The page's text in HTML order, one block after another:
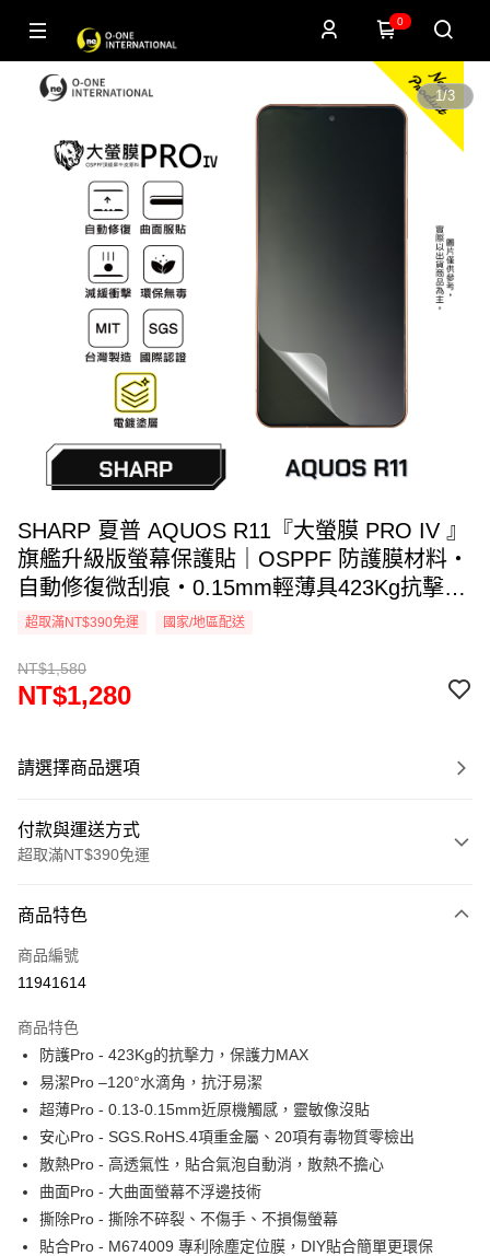
0
1/3
SHARP 夏普 AQUOS R11『大螢膜 PRO IV 』
旗艦升級版螢幕保護貼｜OSPPF 防護膜材料・
自動修復微刮痕・0.15mm輕薄具423Kg抗擊
力・透氣散熱｜全新膜面鍍層裸機觸感. DIY貼
超取滿NT$390免運 國家/地區配送
NT$1,580
NT$1,280
請選擇商品選項
付款與運送方式
超取滿NT$390免運
信用卡一次付款
超商取貨付款
運送方式
全家取貨付款
每筆NT$60，滿NT$390(含以上)免運費
7-11取貨付款
每筆NT$60，滿NT$390(含以上)免運費
宅配
每筆NT$55，滿NT$390(含以上)免運費
商品特色
商品編號
11941614
商品特色
防護Pro - 423Kg的抗擊力，保護力MAX
易潔Pro –120°水滴角，抗汙易潔
超薄Pro - 0.13-0.15mm近原機觸感，靈敏像沒貼
安心Pro - SGS.RoHS.4項重金屬、20項有毒物質零檢出
散熱Pro - 高透氣性，貼合氣泡自動消，散熱不擔心
曲面Pro - 大曲面螢幕不浮邊技術
撕除Pro - 撕除不碎裂、不傷手、不損傷螢幕
貼合Pro - M674009 專利除塵定位膜，DIY貼合簡單更環保